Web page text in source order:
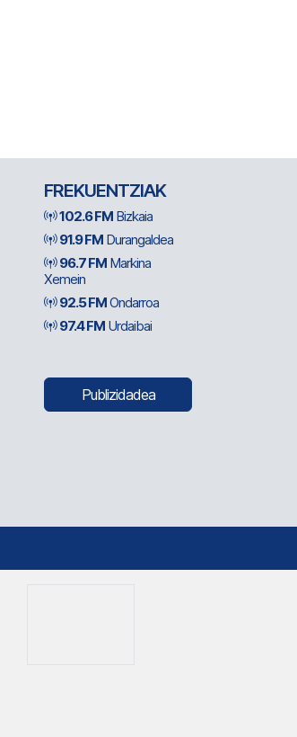
FREKUENTZIAK
102.6 FM Bizkaia
91.9 FM Durangaldea
96.7 FM Markina
Xemein
92.5 FMOndarroa
97.4 FM Urdaibai
Publizidadea